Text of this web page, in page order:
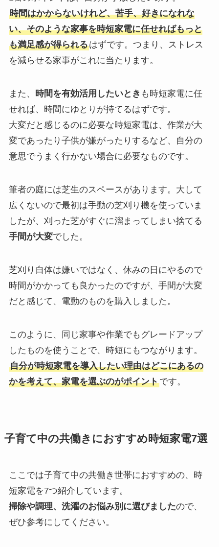
時間はかからないけれど、苦手、好きになれな
い、そのような家事を時短家電に任せればもっと
も満足感が得られるはずです。つまり、ストレス
を減らせる家事がこれに当たります。
また、 時間を有効活用したいとき も時短家電に任
せれば、時間にゆとりが持てるはずです。
大変だと感じるのに必要な時短家電は、作業が大
変であったり子供が嫌がったりするなど、自分の
意思でうまく行かない場合に必要なものです。
筆者の庭には芝生のスペースがあります。大して
広くないので最初は手動の芝刈り機を使っていま
したが、刈った芝がすぐに溜まってしまい捨てる
手間が大変でした。
芝刈り自体は嫌いではなく、休みの日にやるので
時間がかかっても良かったのですが、手間が大変
だと感じて、電動のものを購入しました。
このように、同じ家事や作業でもグレードアップ
したものを使うことで、時短にもつながります。
自分が時短家電を導入したい理由はどこにあるの
かを考えて、家電を選ぶのがポイントです。
子育て中の共働きにおすすめ時短家電7選
ここでは子育て中の共働き世帯におすすめの、時
短家電を7つ紹介しています。
掃除や調理、洗濯のお悩み別に選びましたので、
ぜひ参考にしてください。